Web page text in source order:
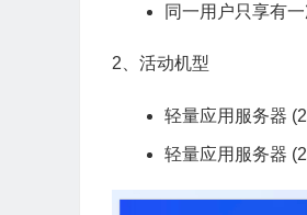
同一用户只享有
2、活动机型
轻量应用服务器
轻量应用服务器